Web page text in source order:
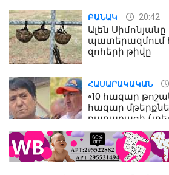
ԲԱՆԱԿ 20:42
Ալեն
պատերազմում
զոհերի թիվը
ՀԱՍԱՐԱԿԱԿԱՆ
«10 հազար
հազար
քաղաքացի
ՔԱՂԱՔԱԿԱՆ
«Լեզվիդ